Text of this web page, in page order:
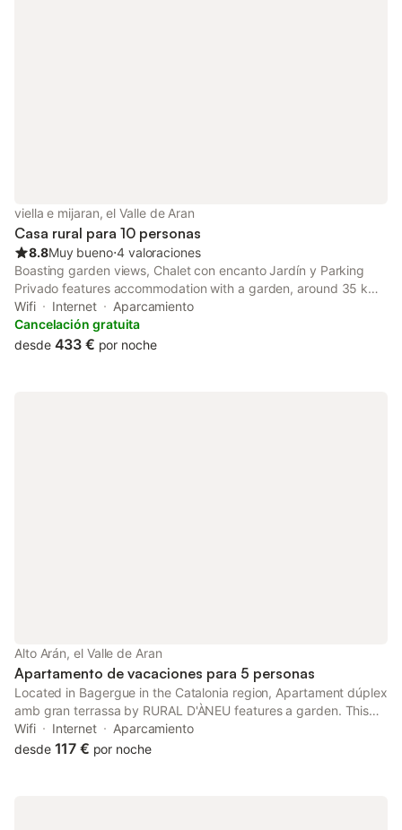
viella e mijaran, el Valle de Aran
Casa rural para 10 personas
8.8Muy bueno⋅4 valoraciones
Boasting garden views, Chalet con encanto Jardín y Parking
Privado features accommodation with a garden, around 35 km
from Luchon Golf Course. This property offers access to a
balcony, free private parking and free WiFi.
Wifi Internet
Aparcamiento
Cancelación gratuita
desde 433 € por noche
Alto Arán, el Valle de Aran
Apartamento de vacaciones para 5 personas
Located in Bagergue in the Catalonia region, Apartament dúplex
amb gran terrassa by RURAL D'ÀNEU features a garden. This
property offers access to a terrace, free private parking and
free WiFi.
Wifi Internet
Aparcamiento
desde 117 € por noche